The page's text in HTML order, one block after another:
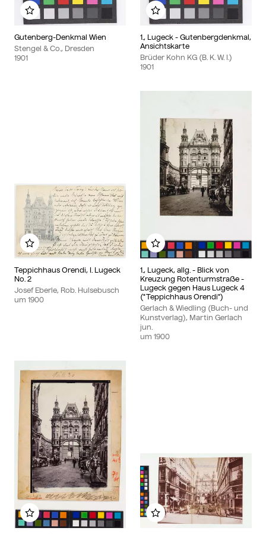
Gutenberg-Denkmal Wien
Stengel & Co., Dresden
1901
Zu meinem Album hinzufügen
1., Lugeck - Gutenbergdenkmal,
Ansichtskarte
Brüder Kohn KG (B. K. W. I.)
1901
Zu meinem Album
Teppichhaus Orendi, I. Lugeck
No. 2
Josef Eberle, Rob. Hulsebusch
um 1900
Zu meinem Album hinzufügen
1., Lugeck, allg. - Blick von
Kreuzung Rotenturmstraße -
Lugeck gegen Haus Lugeck 4
("Teppichhaus Orendi")
Gerlach & Wiedling (Buch- und
Kunstverlag), Martin Gerlach
jun.
um 1900
Zu meinem Album
Zu meinem Album hinzufügenZu meinem Album